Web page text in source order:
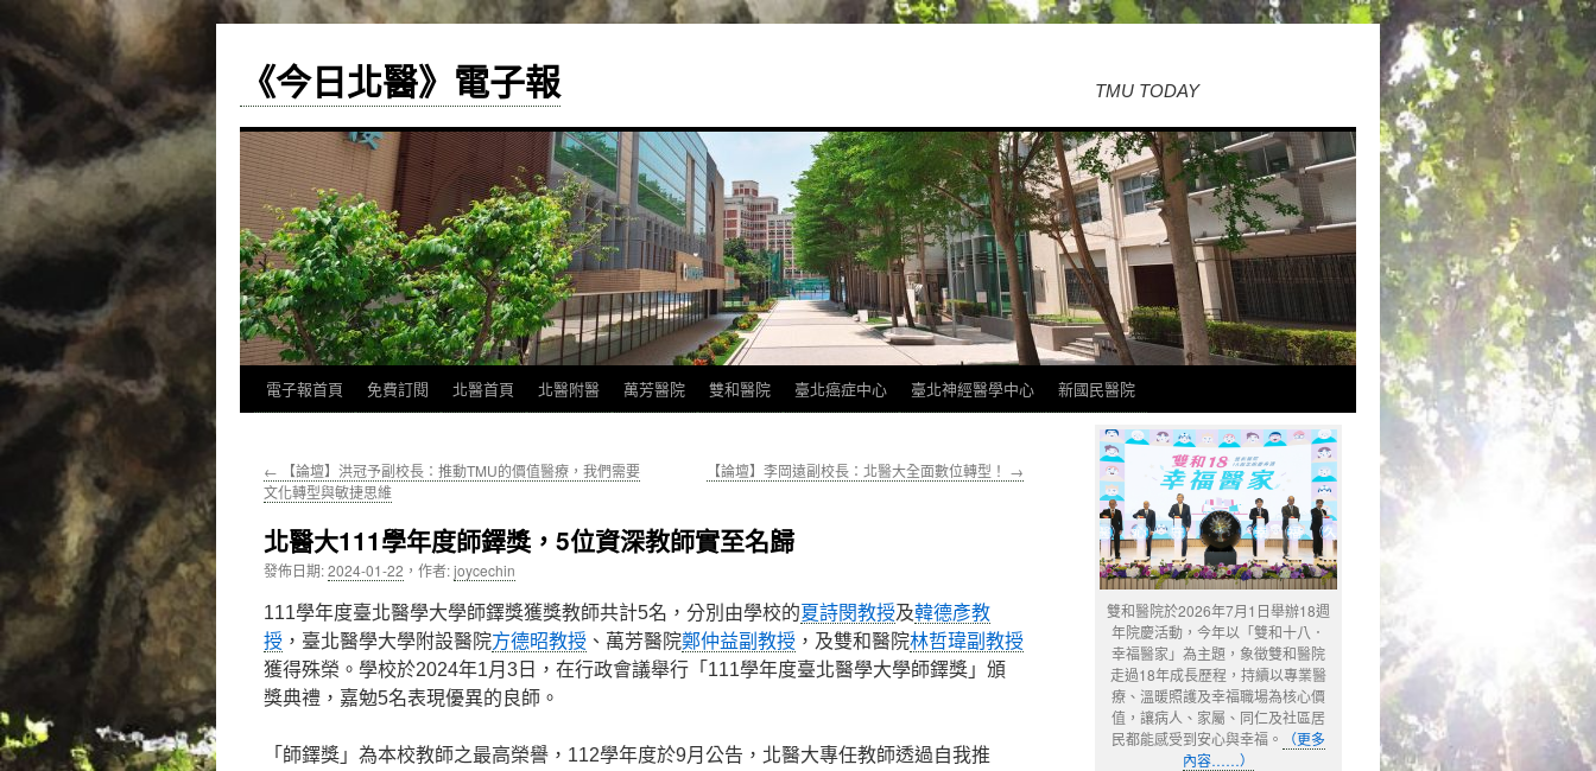
《今日北醫》電子報 TMU TODAY
跳
主
內
容
電子報首頁 免費訂閱 北醫首頁 北醫附醫 萬芳醫院 雙和醫院 臺北癌症中心 臺北神經醫學中心 新國民醫院
← 【論壇】洪冠予副校長：推動TMU的價值醫療，我們需要
文化轉型與敏捷思維
【論壇】李岡遠副校長：北醫大全面數位轉型！ →
北醫大111學年度師鐸獎，5位資深教師實至名歸
發佈日期:2024-01-22 ， 作者:joycechin
111學年度臺北醫學大學師鐸獎獲獎教師共計5名，分別由學校的夏詩閔教授及韓德彥教
授 ，臺北醫學大學附設醫院方德昭教授 、萬芳醫院鄭仲益副教授 ，及雙和醫院林哲瑋副教授
獲得殊榮。學校於2024年1月3日，在行政會議舉行「111學年度臺北醫學大學師鐸獎」頒
獎典禮，嘉勉5名表現優異的良師。
「師鐸獎」為本校教師之最高榮譽，112學年度於9月公告，北醫大專任教師透過自我推
雙和醫院於2026年7月1日舉辦18週
年院慶活動，今年以「雙和十八．
幸福醫家」為主題，象徵雙和醫院
走過18年成長歷程，持續以專業醫
療、溫暖照護及幸福職場為核心價
值，讓病人、家屬、同仁及社區居
民都能感受到安心與幸福。
（更多
內容……）